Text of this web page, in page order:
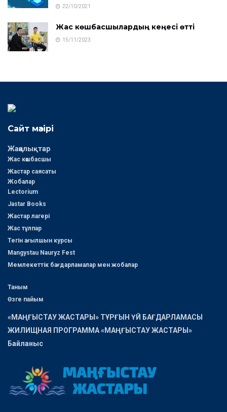
22/10/2021
Жас көшбасшылардың кеңесі өтті
15/11/2023
Сайт мәзірі
Жаңалықтар
Жас көшбасшы
Жастар саясаты
Жобалар
Lectorium
Jastar Books
Жастар лагері
Жас тұлпар
Тегін ағылшын курсы
Mangystau Nauryz Fest
Мемлекеттік бағдарламалар мен жобалар
Таным
Өзге пайым
«МАҢҒЫСТАУ ЖАСТАРЫ» ТҰРҒЫН ҮЙ БАҒДАРЛАМАСЫ
ЖИЛИЩНАЯ ПРОГРАММА «МАҢҒЫСТАУ ЖАСТАРЫ»
Байланыс